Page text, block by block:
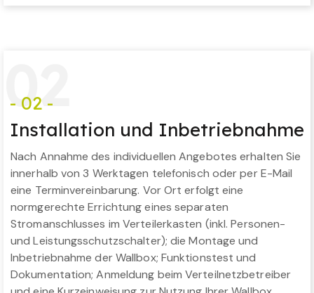
02
- 02 -
Installation und Inbetriebnahme
Nach Annahme des individuellen Angebotes erhalten Sie
innerhalb von 3 Werktagen telefonisch oder per E-Mail
eine Terminvereinbarung. Vor Ort erfolgt eine
normgerechte Errichtung eines separaten
Stromanschlusses im Verteilerkasten (inkl. Personen-
und Leistungsschutzschalter); die Montage und
Inbetriebnahme der Wallbox; Funktionstest und
Dokumentation; Anmeldung beim Verteilnetzbetreiber